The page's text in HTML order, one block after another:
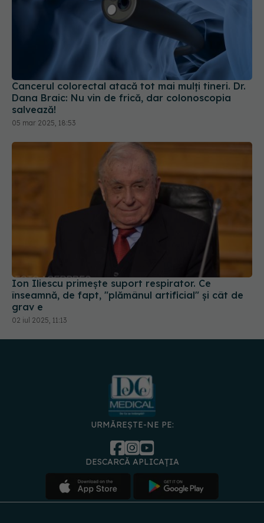
Cancerul colorectal atacă tot mai mulți tineri. Dr.
Dana Braic: Nu vin de frică, dar colonoscopia
salvează!
05 mar 2025, 18:53
Ion Iliescu primește suport respirator. Ce
înseamnă, de fapt, "plămânul artificial" și cât de
grav e
02 iul 2025, 11:13
URMĂREȘTE-NE PE:
DESCARCĂ APLICAȚIA